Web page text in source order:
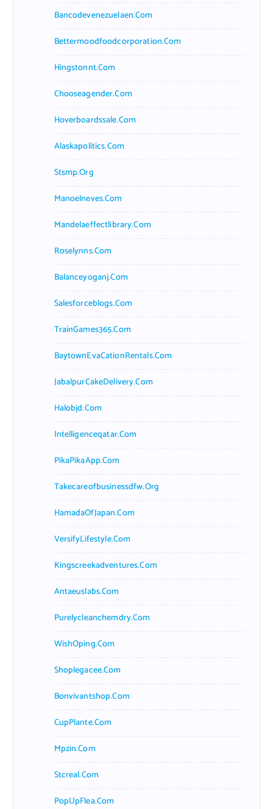
Bancodevenezuelaen.com
Bettermoodfoodcorporation.com
Hingstonnt.com
Chooseagender.com
Hoverboardssale.com
Alaskapolitics.com
Stsmp.org
Manoelneves.com
Mandelaeffectlibrary.com
Roselynns.com
Balanceyoganj.com
Salesforceblogs.com
TrainGames365.com
BaytownEvaCationRentals.com
JabalpurCakeDelivery.com
Halobjd.com
Intelligenceqatar.com
PikaPikaApp.com
Takecareofbusinessdfw.org
HamadaOfJapan.com
VersifyLifestyle.com
Kingscreekadventures.com
Antaeuslabs.com
Purelycleanchemdry.com
WishOping.com
Shoplegacee.com
Bonvivantshop.com
CupPlante.com
Mpzin.com
Stcreal.com
PopUpFlea.com